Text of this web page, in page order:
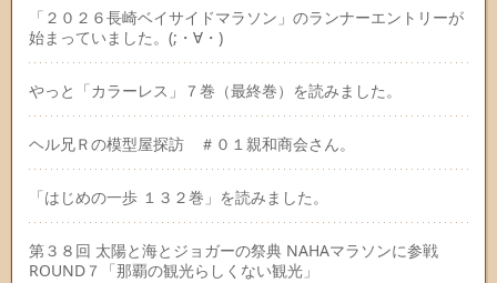
「２０２６長崎ベイサイドマラソン」のランナーエントリーが
始まっていました。(;・∀・)
やっと「カラーレス」７巻（最終巻）を読みました。
ヘル兄Ｒの模型屋探訪 ＃０１親和商会さん。
「はじめの一歩 １３２巻」を読みました。
第３８回 太陽と海とジョガーの祭典 NAHAマラソンに参戦
ROUND７「那覇の観光らしくない観光」